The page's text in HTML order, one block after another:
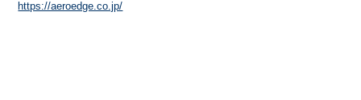
https://aeroedge.co.jp/